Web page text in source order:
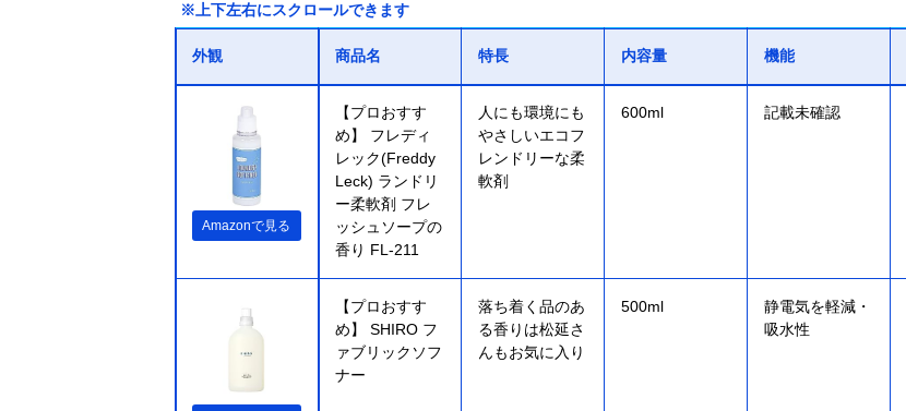
※上下左右にスクロールできます
外観 商品名 特長 内容量 機能
Amazonで見る
【プロおすす
め】 フレディ
レック(Freddy
Leck) ランドリ
ー柔軟剤 フレ
ッシュソープの
香り FL-211
人にも環境にも
やさしいエコフ
レンドリーな柔
軟剤
600ml 記載未確認
【プロおすす
め】 SHIRO フ
ァブリックソフ
ナー
落ち着く品のあ
る香りは松延さ
んもお気に入り
500ml
静電気を軽減・
吸水性